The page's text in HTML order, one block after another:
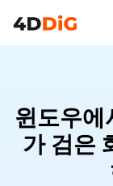
윈도우에
가 검은